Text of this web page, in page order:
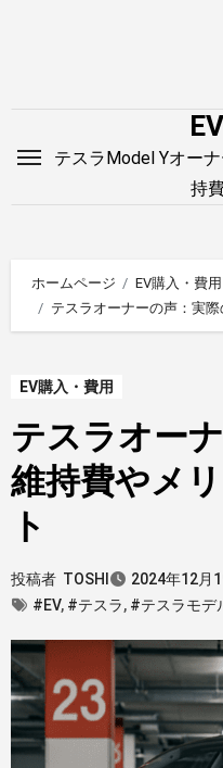
テスラModel Yオー
持
ホームページ
EV購入・費用
テスラオーナーの声：実
EV購入・費用
テスラオー
維持費やメ
ト
投稿者 TOSHI
2024年12月
#EV, #テスラ, #テスラモデ